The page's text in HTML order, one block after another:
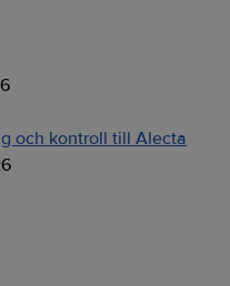
och kontroll till Alecta